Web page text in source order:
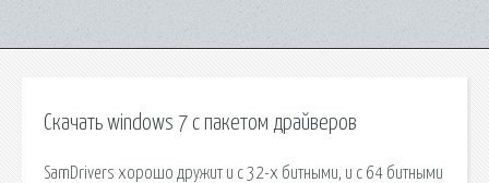
Скачать windows 7 с пакетом драйверов
SamDrivers хорошо дружит и с 32-х битными, и с 64 битными